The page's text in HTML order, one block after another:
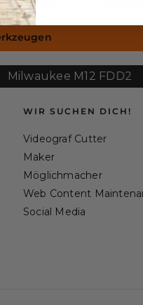
M12 FDD2 |
WIR SUCHEN DICH!
Videograf Cutter
Maker
Möglichmacher
Web Content
Social Media